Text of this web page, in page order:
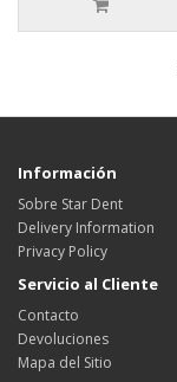
Información
Sobre Star Dent
Delivery Information
Privacy Policy
Servicio al Cliente
Contacto
Devoluciones
Mapa del Sitio